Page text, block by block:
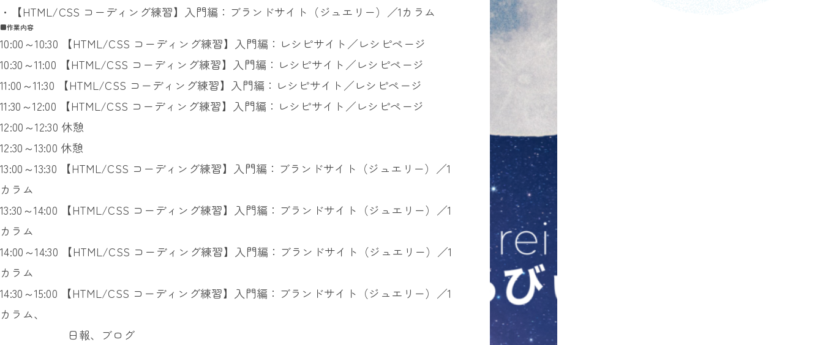
・【HTML/CSS コーディング練習】入門編：ブランドサイト（ジュエリー）／1カラム
■作業内容
10:00～10:30 【HTML/CSS コーディング練習】入門編：レシピサイト／レシピページ
10:30～11:00 【HTML/CSS コーディング練習】入門編：レシピサイト／レシピページ
11:00～11:30 【HTML/CSS コーディング練習】入門編：レシピサイト／レシピページ
11:30～12:00 【HTML/CSS コーディング練習】入門編：レシピサイト／レシピページ
12:00～12:30 休憩
12:30～13:00 休憩
13:00～13:30 【HTML/CSS コーディング練習】入門編：ブランドサイト（ジュエリー）／1
カラム
13:30～14:00 【HTML/CSS コーディング練習】入門編：ブランドサイト（ジュエリー）／1
カラム
14:00～14:30 【HTML/CSS コーディング練習】入門編：ブランドサイト（ジュエリー）／1
カラム
14:30～15:00 【HTML/CSS コーディング練習】入門編：ブランドサイト（ジュエリー）／1
カラム、
日報、ブログ